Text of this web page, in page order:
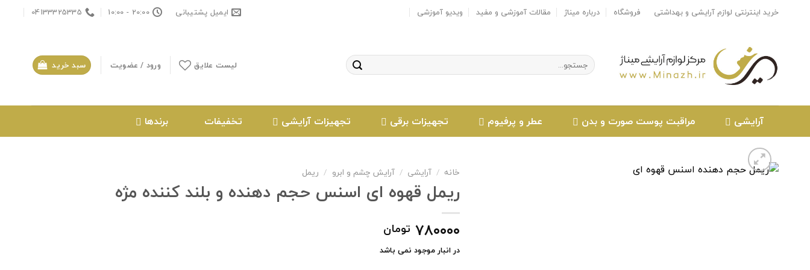
خرید اینترنتی لوازم آرایشی و بهداشتی فروشگاه درباره میناژ مقالات آموزشی و مفید ویدیو آموزشی ایمیل پشتیبانی 20:00 - 10:00
04133325335
جستجو
برای:
لیست علایق ورود / عضویت سبد خرید
آرایشی مراقبت پوست صورت و بدن عطر و پرفیوم تجهیزات برقی تجهیزات آرایشی تخفیفات برندها
خانه / آرایشی / آرایش چشم و ابرو / ریمل
ریمل قهوه ای اسنس حجم دهنده و بلند کننده مژه
۷۸۰۰۰۰ تومان
در انبار موجود نمی باشد